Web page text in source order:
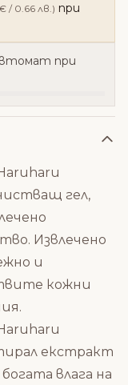
/ 0.66 лв.) при
при
гел,
Извлечено
и
кожни
екстракт
влага на